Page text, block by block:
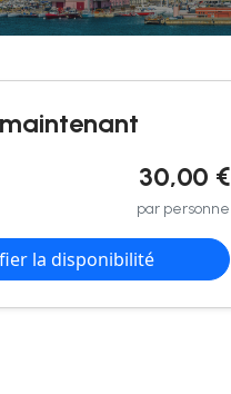
30,00 €
par personne
la disponibilité